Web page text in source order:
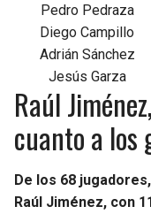
Pedro Pedraza
Diego Campillo
Adrián Sánchez
Jesús Garza
Raúl
cuanto a los
De los 68
Raúl Jiménez, con